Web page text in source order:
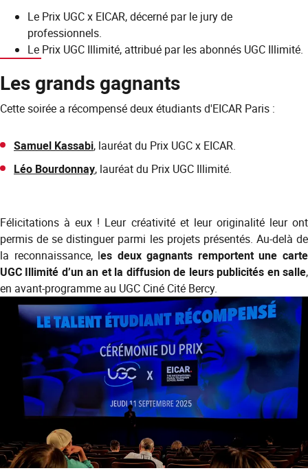
Le Prix UGC x EICAR, décerné par le jury de
professionnels.
Le Prix UGC Illimité, attribué par les abonnés UGC Illimité.
Les grands gagnants
Cette soirée a récompensé deux étudiants d'EICAR Paris :
Samuel Kassabi, lauréat du Prix UGC x EICAR.
Léo Bourdonnay, lauréat du Prix UGC Illimité.
Félicitations à eux ! Leur créativité et leur originalité leur ont
permis de se distinguer parmi les projets présentés. Au-delà de
la reconnaissance, les deux gagnants remportent une carte
UGC Illimité d’un an et la diffusion de leurs publicités en salle,
en avant-programme au UGC Ciné Cité Bercy.